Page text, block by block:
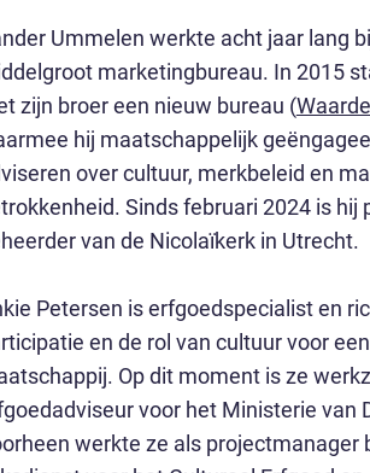
Ummelen werkte acht jaar lang
marketingbureau. In 2015
zijn broer een nieuw bureau (
hij maatschappelijk
over cultuur, merkbeleid en
Sinds februari 2024 is hij
van de Nicolaïkerk in Utrecht.
Petersen is erfgoedspecialist en
en de rol van cultuur voor
Op dit moment is ze
voor het Ministerie van
werkte ze als projectmanager